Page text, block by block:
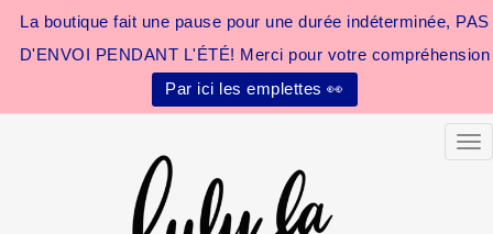
La boutique fait une pause pour une durée indéterminée, PAS
D'ENVOI PENDANT L'ÉTÉ! Merci pour votre compréhension
Par ici les emplettes 👀